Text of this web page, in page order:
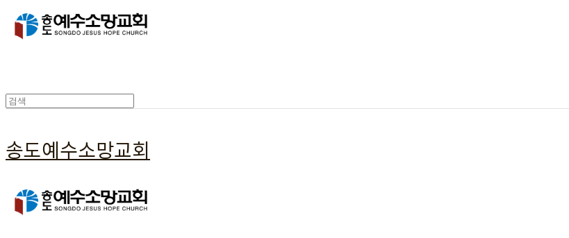
송도예수소망교회